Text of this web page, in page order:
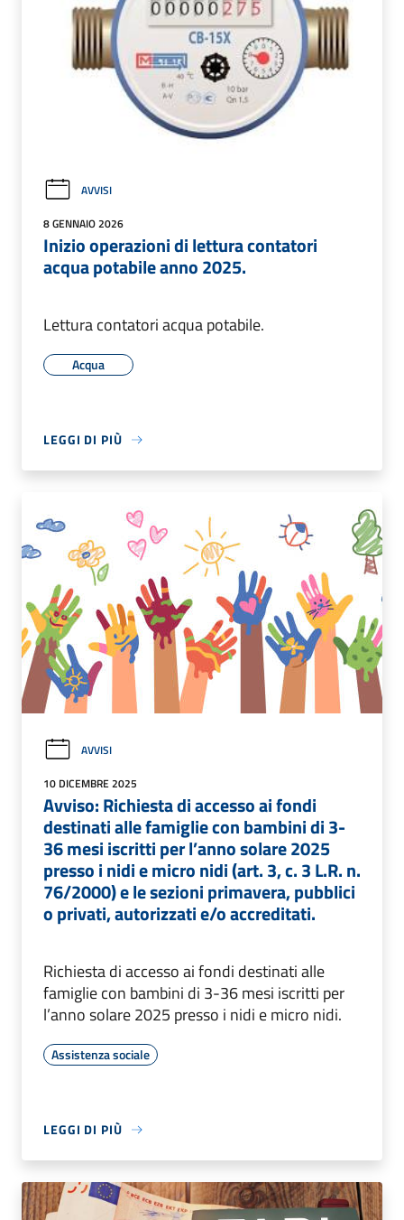
AVVISI
8 GENNAIO 2026
Inizio operazioni di lettura contatori
acqua potabile anno 2025.
Lettura contatori acqua potabile.
Acqua
LEGGI DI PIÙ
AVVISI
10 DICEMBRE 2025
Avviso: Richiesta di accesso ai fondi
destinati alle famiglie con bambini di 3-
36 mesi iscritti per l’anno solare 2025
presso i nidi e micro nidi (art. 3, c. 3 L.R. n.
76/2000) e le sezioni primavera, pubblici
o privati, autorizzati e/o accreditati.
Richiesta di accesso ai fondi destinati alle
famiglie con bambini di 3-36 mesi iscritti per
l’anno solare 2025 presso i nidi e micro nidi.
Assistenza sociale
LEGGI DI PIÙ